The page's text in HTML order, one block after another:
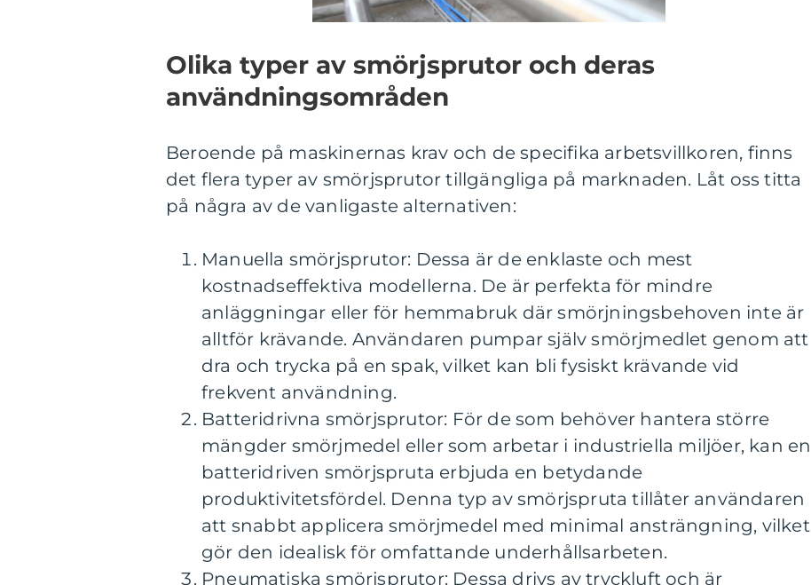
Olika typer av smörjsprutor och deras
användningsområden
Beroende på maskinernas krav och de specifika arbetsvillkoren, finns
det flera typer av smörjsprutor tillgängliga på marknaden. Låt oss titta
på några av de vanligaste alternativen:
Manuella smörjsprutor: Dessa är de enklaste och mest
kostnadseffektiva modellerna. De är perfekta för mindre
anläggningar eller för hemmabruk där smörjningsbehoven inte är
alltför krävande. Användaren pumpar själv smörjmedlet genom att
dra och trycka på en spak, vilket kan bli fysiskt krävande vid
frekvent användning.
Batteridrivna smörjsprutor: För de som behöver hantera större
mängder smörjmedel eller som arbetar i industriella miljöer, kan en
batteridriven smörjspruta erbjuda en betydande
produktivitetsfördel. Denna typ av smörjspruta tillåter användaren
att snabbt applicera smörjmedel med minimal ansträngning, vilket
gör den idealisk för omfattande underhållsarbeten.
Pneumatiska smörjsprutor: Dessa drivs av tryckluft och är